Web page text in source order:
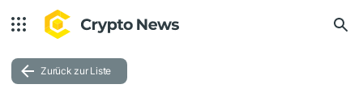
Zurück zur Liste